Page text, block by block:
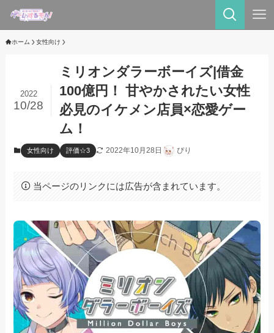
ホーム 女性向け
ミリオンダラーボーイズ|借金
100億円！ 甘やかされたい女性
必見のイケメン店員×恋愛ゲー
ム！
2022
10/28
女性向け 評価☆3 2022年10月28日 ぴり
当ページのリンクには広告が含まれています。